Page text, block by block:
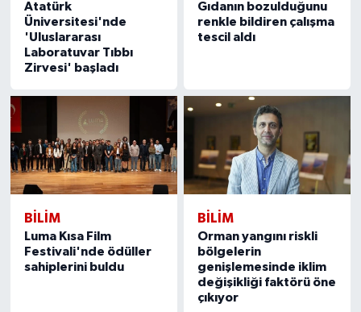
Atatürk
Üniversitesi'nde
'Uluslararası
Laboratuvar Tıbbı
Zirvesi' başladı
Gıdanın bozulduğunu
renkle bildiren çalışma
tescil aldı
BILIM
Luma Kısa Film
Festivali'nde ödüller
sahiplerini buldu
BILIM
Orman yangını riskli
bölgelerin
genişlemesinde iklim
değişikliği faktörü öne
çıkıyor